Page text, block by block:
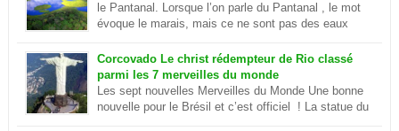
le Pantanal. Lorsque l’on parle du Pantanal , le mot
évoque le marais, mais ce ne sont pas des eaux
dans le Pantanal Le Pantanal est un paradis sur terre, c’est aussi
le plus grand delta […]
Corcovado Le christ rédempteur de Rio classé
parmi les 7 merveilles du monde
Les sept nouvelles Merveilles du Monde Une bonne
nouvelle pour le Brésil et c’est officiel ! La statue du